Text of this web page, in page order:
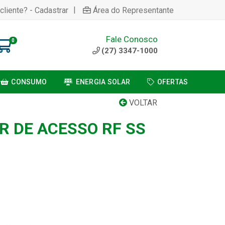
- Cadastrar | Área do Representante
0 Fale Conosco
(27) 3347-1000
CONSUMO ENERGIA SOLAR OFERTAS
VOLTAR
DE ACESSO RF SS